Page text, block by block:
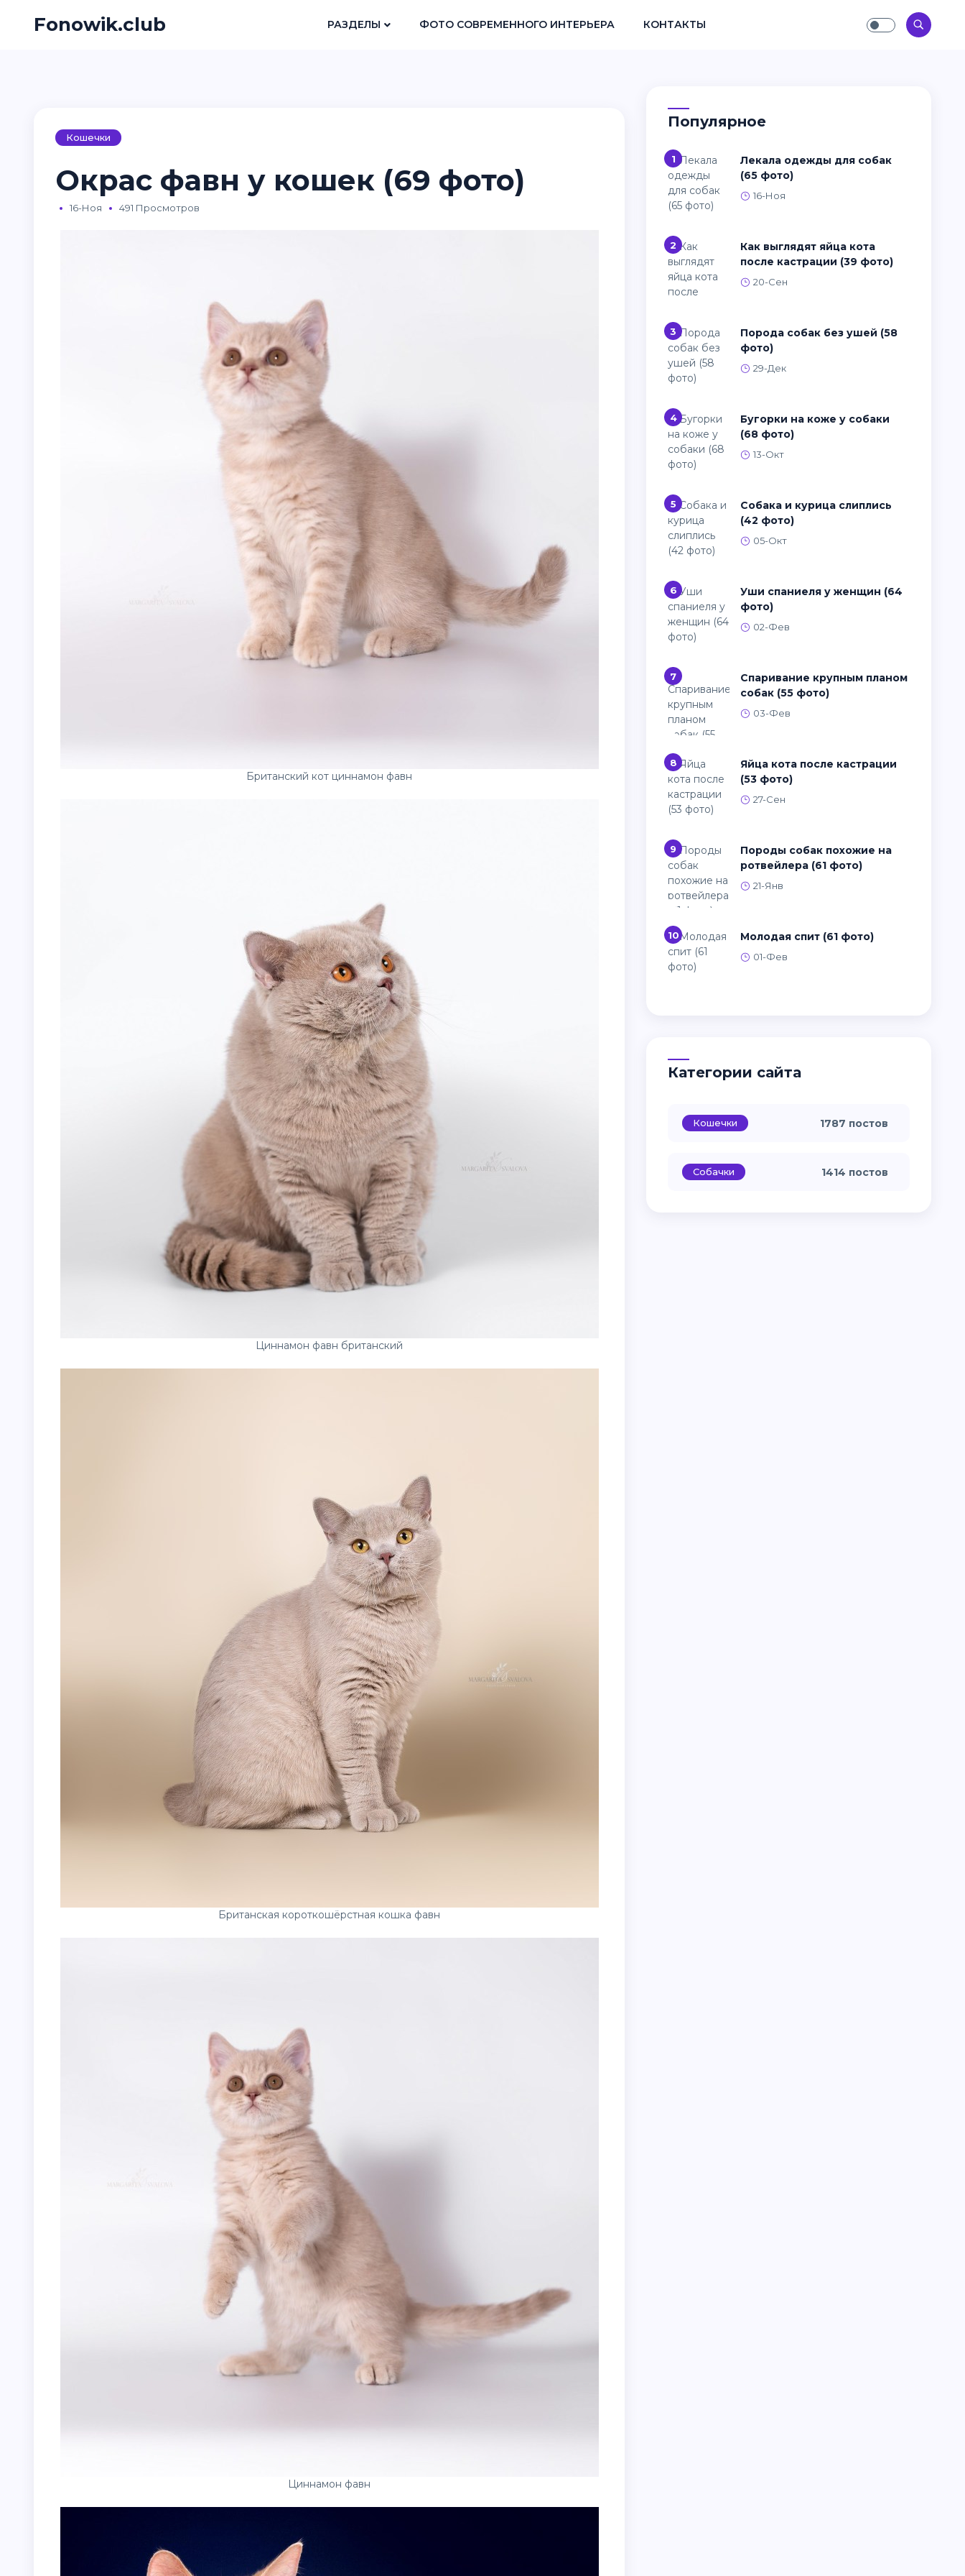
Fonowik.club РАЗДЕЛЫ ФОТО СОВРЕМЕННОГО ИНТЕРЬЕРА КОНТАКТЫ
Кошечки
Окрас фавн у кошек (69 фото)
16-Ноя 491 Просмотров
Британский кот циннамон фавн
Циннамон фавн британский
Британская короткошёрстная кошка фавн
Циннамон фавн
Популярное
1
Лекала одежды для собак
(65 фото)
16-Ноя
2
Как выглядят яйца кота
после кастрации (39 фото)
20-Сен
3
Порода собак без ушей (58
фото)
29-Дек
4
Бугорки на коже у собаки
(68 фото)
13-Окт
5
Собака и курица слиплись
(42 фото)
05-Окт
6
Уши спаниеля у женщин (64
фото)
02-Фев
7
Спаривание крупным планом
собак (55 фото)
03-Фев
8
Яйца кота после кастрации
(53 фото)
27-Сен
9
Породы собак похожие на
ротвейлера (61 фото)
21-Янв
10 Молодая спит (61 фото)
01-Фев
Категории сайта
Кошечки 1787 постов
Собачки 1414 постов